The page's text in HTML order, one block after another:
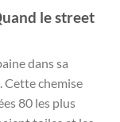
le street
dans sa
Cette chemise
80 les plus